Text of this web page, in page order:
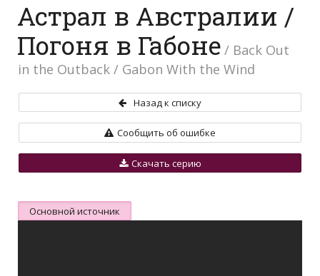
Астрал в Австралии /
Погоня в Габоне / Back Out
in the Outback / Gabon With the Wind
Назад к списку
Сообщить об ошибке
Скачать серию
Основной источник